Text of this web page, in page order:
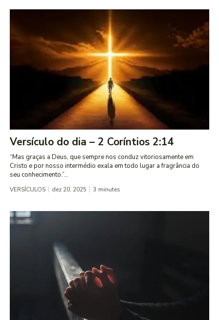
Versículo do dia – 2 Coríntios 2:14
“Mas graças a Deus, que sempre nos conduz vitoriosamente em
Cristo e por nosso intermédio exala em todo lugar a fragrância do
seu conhecimento.”...
VERSÍCULOS dez 20, 2025 3 minutes